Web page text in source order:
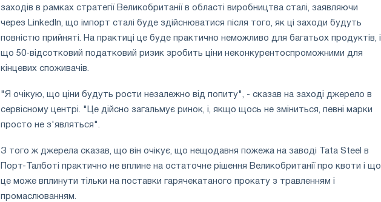
заходів в рамках стратегії Великобританії в області виробництва сталі, заявляючи
через LinkedIn, що імпорт сталі буде здійснюватися після того, як ці заходи будуть
повністю прийняті. На практиці це буде практично неможливо для багатьох продуктів, і
що 50-відсотковий податковий ризик зробить ціни неконкурентоспроможними для
кінцевих споживачів.
"Я очікую, що ціни будуть рости незалежно від попиту", - сказав на заході джерело в
сервісному центрі. "Це дійсно загальмує ринок, і, якщо щось не зміниться, певні марки
просто не з'являться".
З того ж джерела сказав, що він очікує, що нещодавня пожежа на заводі Tata Steel в
Порт-Талботі практично не вплине на остаточне рішення Великобританії про квоти і що
це може вплинути тільки на поставки гарячекатаного прокату з травленням і
промаслюванням.